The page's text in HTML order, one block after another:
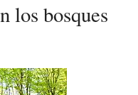
los bosques